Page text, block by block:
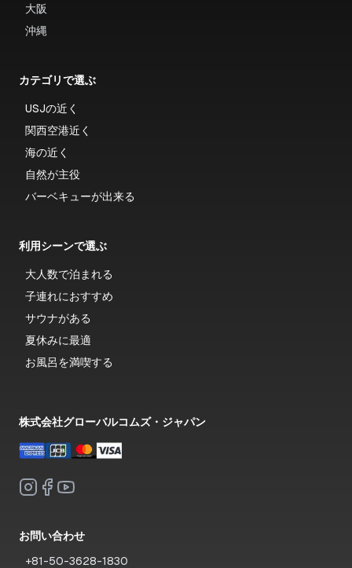
大阪
沖縄
カテゴリで選ぶ
USJの近く
関西空港近く
海の近く
自然が主役
バーベキューが出来る
利用シーンで選ぶ
大人数で泊まれる
子連れにおすすめ
サウナがある
夏休みに最適
お風呂を満喫する
株式会社グローバルコムズ・ジャパン
お問い合わせ
+81-50-3628-1830